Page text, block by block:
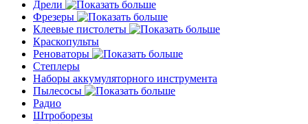
Дрели
Фрезеры
Клеевые пистолеты
Краскопульты
Реноваторы
Степлеры
Наборы аккумуляторного инструмента
Пылесосы
Радио
Штроборезы